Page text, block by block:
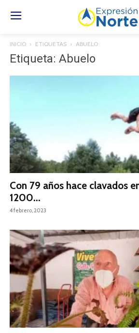
INICIO ETIQUETAS ABUELO
Etiqueta: Abuelo
Con 79 años hace clavados
1200...
4 febrero, 2023